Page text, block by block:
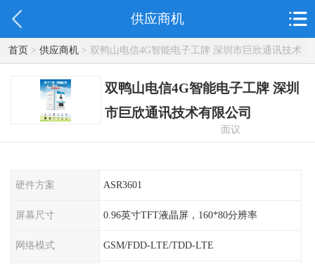
供应商机
首页> 供应商机> 双鸭山电信4G智能电子工牌 深圳市巨欣通讯技术
有限公司
双鸭山电信4G智能电子工牌 深圳
市巨欣通讯技术有限公司
面议
硬件方案 ASR3601
屏幕尺寸 0.96英寸TFT液晶屏，160*80分辨率
网络模式 GSM/FDD-LTE/TDD-LTE